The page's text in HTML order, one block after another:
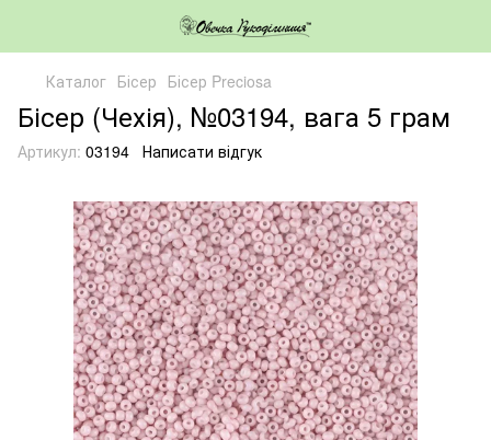
Каталог Бісер Бісер Preciosa
Бісер (Чехія), №03194, вага 5 грам
Артикул: 03194 Написати відгук